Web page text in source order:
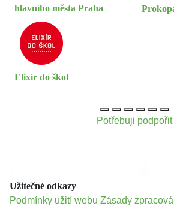
hlavního města Praha
Elixír do škol
Potřebuji podpořit
Užitečné odkazy
Podmínky užití webu Zásady